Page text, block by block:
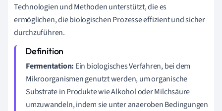
Technologien und Methoden unterstützt, die es
ermöglichen, die biologischen Prozesse effizient und sicher
durchzuführen.
Fermentation: Ein biologisches Verfahren, bei dem
Mikroorganismen genutzt werden, um organische
Substrate in Produkte wie Alkohol oder Milchsäure
umzuwandeln, indem sie unter anaeroben Bedingungen